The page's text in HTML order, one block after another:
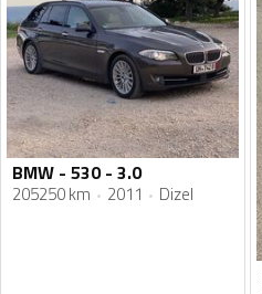
BMW - 530 - 3.0
205250 km 2011 Dizel